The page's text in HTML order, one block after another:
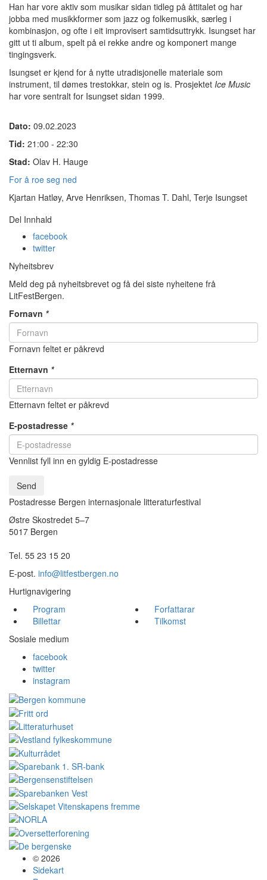
Han har vore aktiv som musikar sidan tidleg på åttitalet og har
jobba med musikkformer som jazz og folkemusikk, særleg i
kombinasjon, og ofte i eit improvisert samtidsuttrykk. Isungset har
gitt ut ti album, spelt på ei rekke andre og komponert mange
tingingsverk.
Isungset er kjend for å nytte utradisjonelle materiale som
instrument, til dømes trestokkar, stein og is. Prosjektet Ice Music
har vore sentralt for Isungset sidan 1999.
Dato: 09.02.2023
Tid: 21:00 - 22:30
Stad: Olav H. Hauge
For å roe seg ned
Kjartan Hatløy, Arve Henriksen, Thomas T. Dahl, Terje Isungset
Del Innhald
facebook
twitter
Nyheitsbrev
Meld deg på nyheitsbrevet og få dei siste nyheitene frå
LitFestBergen.
Fornavn *
Fornavn feltet er påkrevd
Etternavn *
Etternavn feltet er påkrevd
E-postadresse *
Vennlist fyll inn en gyldig E-postadresse
Send
Postadresse Bergen internasjonale litteraturfestival
Østre Skostredet 5–7
5017 Bergen
Tel. 55 23 15 20
E-post. info@litfestbergen.no
Hurtignavigering
Program
Forfattarar
Billettar
Tilkomst
Sosiale medium
facebook
twitter
instagram
© 2026
Sidekart